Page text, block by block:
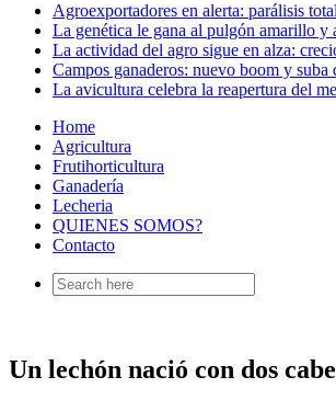
Agroexportadores en alerta: parálisis
La genética le gana al pulgón amarillo y
La actividad del agro sigue en alza:
Campos ganaderos: nuevo boom y suba
La avicultura celebra la reapertura del
Home
Agricultura
Frutihorticultura
Ganadería
Lecheria
QUIENES SOMOS?
Contacto
Search
for:
Un lechón nació con dos